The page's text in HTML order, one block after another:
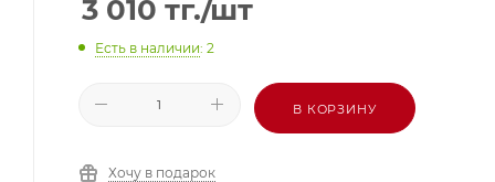
3 010 тг./шт
Есть в наличии: 2
В КОРЗИНУ
Хочу в подарок